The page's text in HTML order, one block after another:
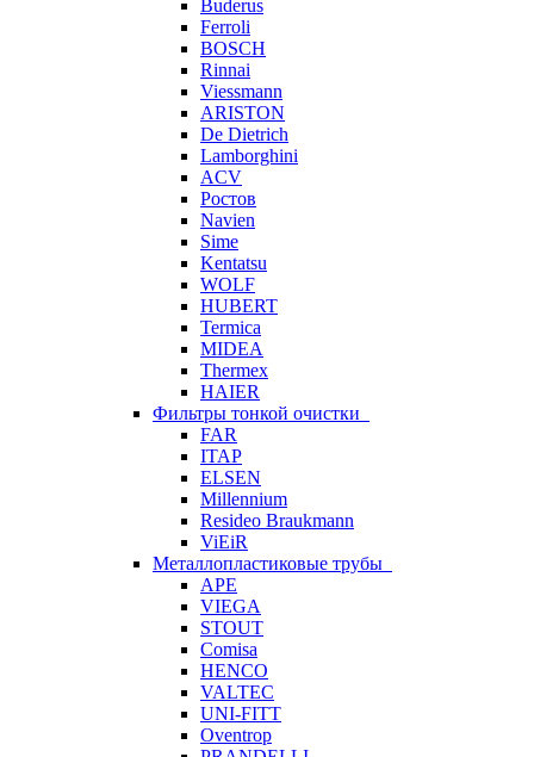
Buderus
Ferroli
BOSCH
Rinnai
Viessmann
ARISTON
De Dietrich
Lamborghini
ACV
Ростов
Navien
Sime
Kentatsu
WOLF
HUBERT
Termica
MIDEA
Thermex
HAIER
Фильтры тонкой очистки
FAR
ITAP
ELSEN
Millennium
Resideo Braukmann
ViEiR
Металлопластиковые трубы
APE
VIEGA
STOUT
Comisa
HENCO
VALTEC
UNI-FITT
Oventrop